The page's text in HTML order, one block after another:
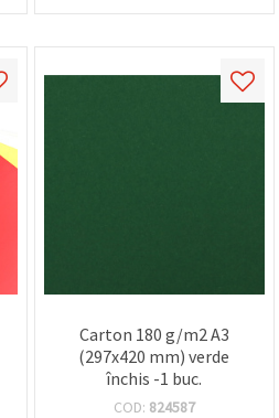
Carton 180 g/m2 A3
(297x420 mm) verde
închis -1 buc.
COD: 824587